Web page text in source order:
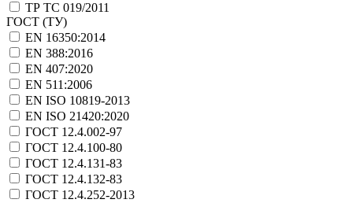
ТР ТС 019/2011
ГОСТ (ТУ)
EN 16350:2014
EN 388:2016
EN 407:2020
EN 511:2006
EN ISO 10819-2013
EN ISO 21420:2020
ГОСТ 12.4.002-97
ГОСТ 12.4.100-80
ГОСТ 12.4.131-83
ГОСТ 12.4.132-83
ГОСТ 12.4.252-2013